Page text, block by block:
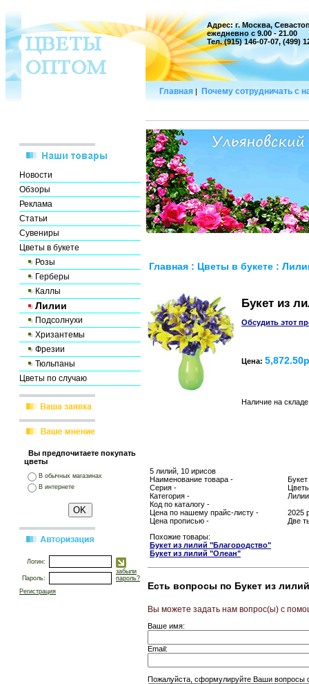
Новости
Обзоры
Реклама
Статьи
Сувениры
Цветы в букете
Розы
Герберы
Каллы
Лилии
Подсолнухи
Хризантемы
Фрезии
Тюльпаны
Цветы по случаю
Вы предпочитаете покупать
цветы
В обычных магазинах
В интернете
Логин:
Пароль:
забыли
пароль?
Регистрация
Главная | Почему сотрудничать с
Главная : Цветы в букете :
Букет из
Обсудить этот
Цена:
Наличие на
5 лилий, 10 ирисов
Наименование товара -
Серия -
Категория -
Лилии
Код по каталогу -
Цена по нашему прайс-листу -
2025
Цена прописью -
Две
Похожие товары:
Букет из лилий "Благородство"
Букет из лилий "Олеан"
Есть вопросы по Букет из
Вы можете задать нам вопрос(ы) с
Ваше имя:
Email:
Пожалуйста, сформулируйте Ваши вопросы
Адрес: г. Москва,
ежедневно с 9.00 - 21.00
Тел. (915) 146-07-07, (499)